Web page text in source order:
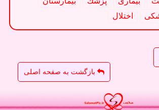
اختلال
بازگشت به صفحه اصلی